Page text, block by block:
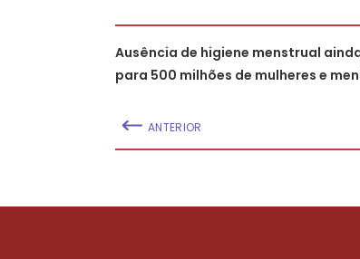
Ausência de higiene menstrual
para 500 milhões de mulheres e
ANTERIOR